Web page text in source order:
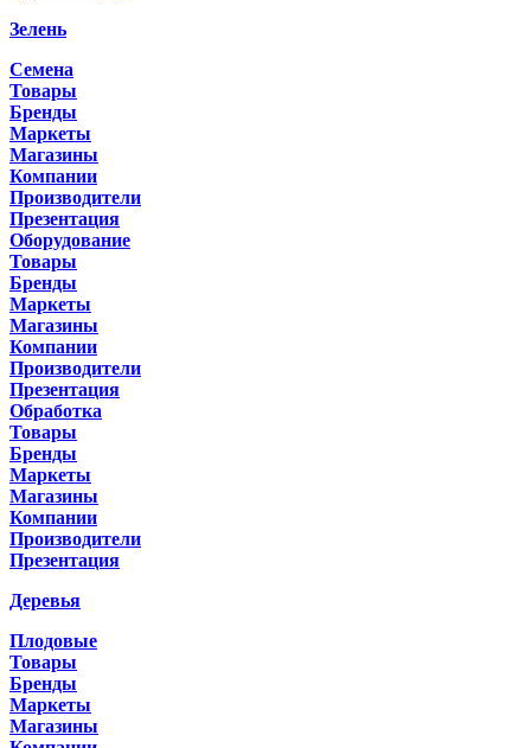
Зелень
Семена
Товары
Бренды
Маркеты
Магазины
Компании
Производители
Презентация
Оборудование
Товары
Бренды
Маркеты
Магазины
Компании
Производители
Презентация
Обработка
Товары
Бренды
Маркеты
Магазины
Компании
Производители
Презентация
Деревья
Плодовые
Товары
Бренды
Маркеты
Магазины